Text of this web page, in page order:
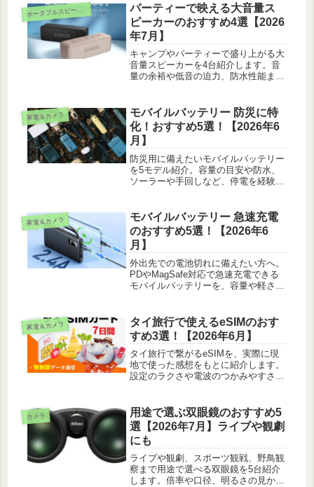
ポータブルスピーカー・ドック
パーティーで映える大音量ス
ピーカーのおすすめ4選【2026
年7月】
キャンプやパーティーで盛り上がる大
音量スピーカーを4台紹介します。音
量の余裕や低音の迫力、防水性能まで
家電＆カメラ
モバイルバッテリー 防災に特
化！おすすめ5選！【2026年6
月】
防災用に備えたいモバイルバッテリー
を5モデル紹介。容量の目安や防水、
ソーラーや手回しなど、停電を経験し
家電＆カメラ
モバイルバッテリー 急速充電
のおすすめ5選！【2026年6
月】
外出先での電池切れに備えたい方へ。
PDやMagSafe対応で急速充電できる
モバイルバッテリーを、容量や軽さ、
も整理しました。
家電＆カメラ
タイ旅行で使えるeSIMのおす
すめ3選！【2026年6月】
タイ旅行で繋がるeSIMを、実際に現
地で使った感想をもとに紹介します。
設定のラクさや電波のつかみやすさで
カメラ
用途で選ぶ双眼鏡のおすすめ5
選【2026年7月】ライブや観劇
にも
ライブや観劇、スポーツ観戦、野鳥観
察まで用途で選べる双眼鏡を5台紹介
します。倍率や口径、明るさの見かた